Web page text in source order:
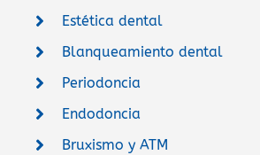
Estética dental
Blanqueamiento dental
Periodoncia
Endodoncia
Bruxismo y ATM